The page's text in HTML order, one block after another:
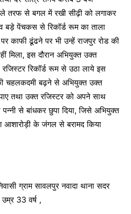
तरफ से बगल में रखी सीढ़ी को लगाकर
बड़े पेंचकस से रिकॉर्ड रूम का ताला
काफी ढूंढने पर भी उन्हें राजपुर रोड की
मिला, इस दौरान अभियुक्त उक्त
रिकॉर्ड रूम से उठा लाये इस
चहलकदमी बढ़ने से अभियुक्त उक्त
तथा उक्त रजिस्टर को अपने साथ
से बांधकर छुपा दिया, जिसे अभियुक्त
आशारोड़ी के जंगल से बरामद किया
ग्राम सावलपुर नवादा थाना सदर
33 वर्ष ,